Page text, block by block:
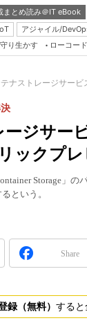
まとめ読み＠IT eBook
アジャイル/
り生かす ローコー
ナストレージサービ
ジサー
ックプ
Storage」の
という。
Share
録（無料） すると